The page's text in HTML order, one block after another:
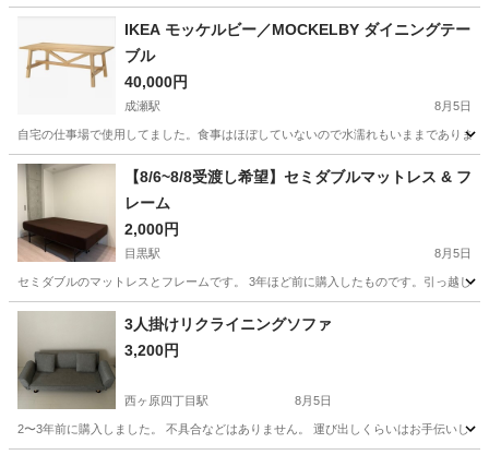
IKEA モッケルビー／MOCKELBY ダイニングテー
ブル
40,000円
成瀬駅 8月5日
自宅の仕事場で使用してました。食事はほぼしていないので水濡れもいままでありま
東京 町田市 テーブル
【8/6~8/8受渡し希望】セミダブルマットレス & フ
レーム
2,000円
目黒駅 8月5日
セミダブルのマットレスとフレームです。 3年ほど前に購入したものです。引っ越し
東京 品川区 目黒駅 ベッド
3人掛けリクライニングソファ
3,200円
西ヶ原四丁目駅 8月5日
2〜3年前に購入しました。 不具合などはありません。 運び出しくらいはお手伝いし